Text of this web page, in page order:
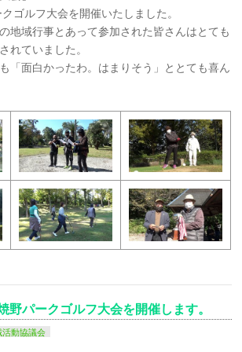
ゴルフ大会を開催いたしました。
地域行事とあって参加された皆さんはとても
れていました。
「面白かったわ。はまりそう」ととても喜ん
野パークゴルフ大会を開催します。
活動協議会